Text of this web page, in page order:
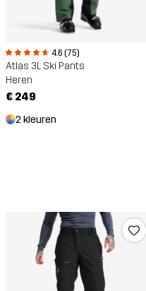
4.6 (75)
Atlas 3L Ski Pants
Heren
€ 249
2 kleuren